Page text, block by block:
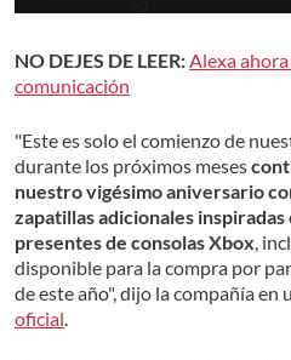
NO DEJES DE LEER:Alexa
comunicación
"Este es solo el comienzo de
durante los próximos meses
nuestro vigésimo aniversario
zapatillas adicionales
presentes de consolas Xbox,
disponible para la compra por
de este año", dijo la compañía en
oficial.